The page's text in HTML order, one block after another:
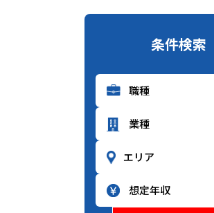
経営者・人事担当者様へ
条件検索